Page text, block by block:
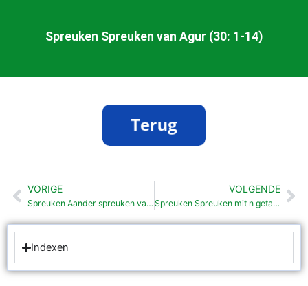
Spreuken Spreuken van Agur (30: 1-14)
Vorige
VORIGE
Spreuken Aander spreuken van Soalemo (25: 1-29:27)
VOLGENDE
Spreuken Spreuken mit n getal (30:15-33)
Indexen